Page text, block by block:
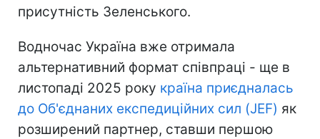
присутність Зеленського.
Водночас Україна вже отримала
альтернативний формат співпраці - ще в
листопаді 2025 року країна приєдналась
до Об'єднаних експедиційних сил (JEF) як
розширений партнер, ставши першою